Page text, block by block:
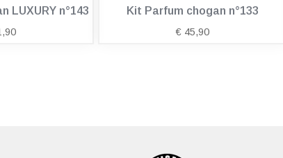
LUXURY n°143 Kit Parfum chogan n°133
€ 45,90